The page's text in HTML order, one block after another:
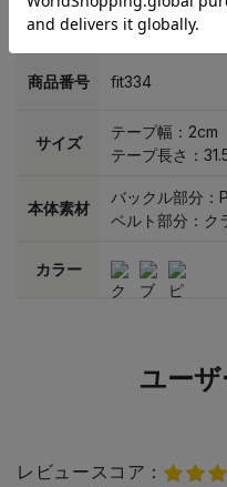
商品名 マグネット式チ
商品番号 fit334
サイズ
テープ幅：2cm
テープ長さ：
本体素材
バックル部分：
ベルト部分：ク
カラー
ユー
レビュースコア：